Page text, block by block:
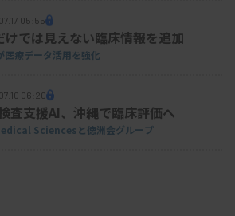
05:55
けでは見えない臨床情報を追加
医療データ活用を強化
06:20
査支援AI、沖縄で臨床評価へ
Sciencesと徳洲会グループ